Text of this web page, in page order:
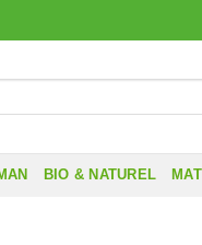
BIO & NATUREL